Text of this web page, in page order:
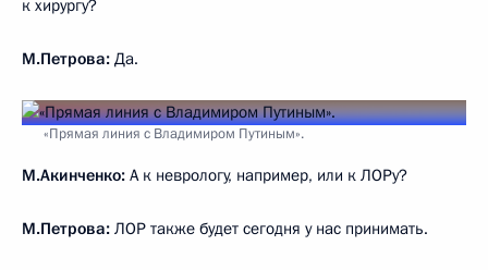
к хирургу?
М.Петрова: Да.
«Прямая линия с Владимиром Путиным».
М.Акинченко: А к неврологу, например, или к ЛОРу?
М.Петрова: ЛОР также будет сегодня у нас принимать.